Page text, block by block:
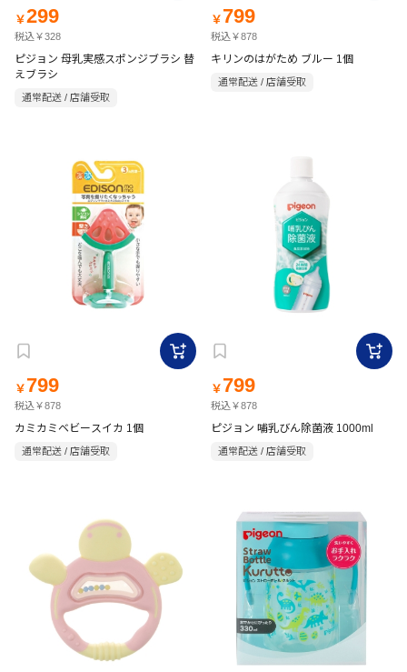
￥299
税込￥328
ピジョン 母乳実感スポンジブラシ 替
えブラシ
通常配送 / 店舗受取
￥ 799
税込￥878
キリンのはがため ブルー 1個
通常配送 / 店舗受取
￥ 799
税込￥878
カミカミベビースイカ 1個
通常配送 / 店舗受取
￥ 799
税込￥878
ピジョン 哺乳びん除菌液 1000ml
通常配送 / 店舗受取